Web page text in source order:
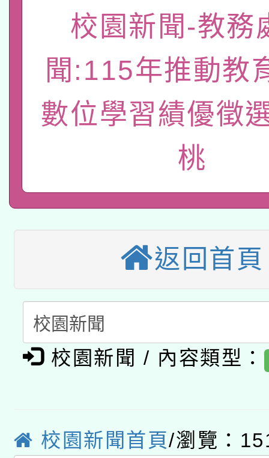
「數位內容與教學軟
pilot」
有關大陸委員會函釋公
薪期間赴陸應申請許可
轉知經濟部水利署委託
業技術研究院辦理「
用水績優單位及節水達
115年8月22日(星期六
開 智慧啟航」
2026年桃園地景藝術
本校115學年度第2次
招甄選結果公告(無人
招)
適應運動共學行動站研
暨閱讀推動專業研習
科技賦能─人工智慧
礎課程
「數位內容與教學軟體
pilot」
有關大陸委員會函釋公
薪期間赴陸應申請許可
轉知經濟部水利署委託
用水績優單位及節水達
桃園市孔廟祈福系列
2026年桃園地景藝術
校園新聞-教務
聞:115年推動教
數位學習績優徵
桃
返回首頁
校園新聞 / 內容類型：
校園新聞首頁/瀏覽：